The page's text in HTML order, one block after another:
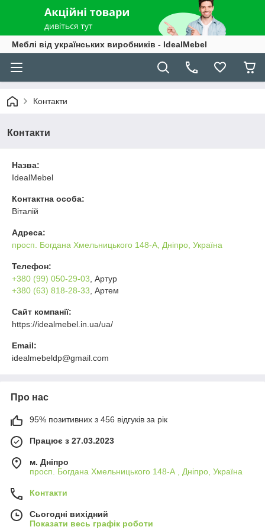
Меблі від українських виробників - IdealMebel
Контакти
Контакти
Назва:
IdealMebel
Контактна особа:
Віталій
Адреса:
просп. Богдана Хмельницького 148-А, Дніпро, Україна
Телефон:
+380 (99) 050-29-03 , Артур
+380 (63) 818-28-33 , Артем
Сайт компанії:
https://idealmebel.in.ua/ua/
Email:
idealmebeldp@gmail.com
Про нас
95% позитивних з 456 відгуків за рік
Працює з 27.03.2023
м. Дніпро
просп. Богдана Хмельницького 148-А , Дніпро, Україна
Контакти
Сьогодні вихідний
Показати весь графік роботи